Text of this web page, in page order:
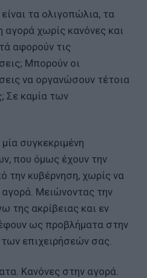
τα ολιγοπώλια, τα
αγορά χωρίς κανόνες και
αφορούν τις
Μπορούν οι
να οργανώσουν τέτοια
Σε καμία των
συγκεκριμένη
που όμως έχουν την
την κυβέρνηση, χωρίς να
αγορά. Μειώνοντας την
της ακρίβειας και εν
ως προβλήματα στην
των επιχειρήσεών σας.
Κανόνες στην αγορά.